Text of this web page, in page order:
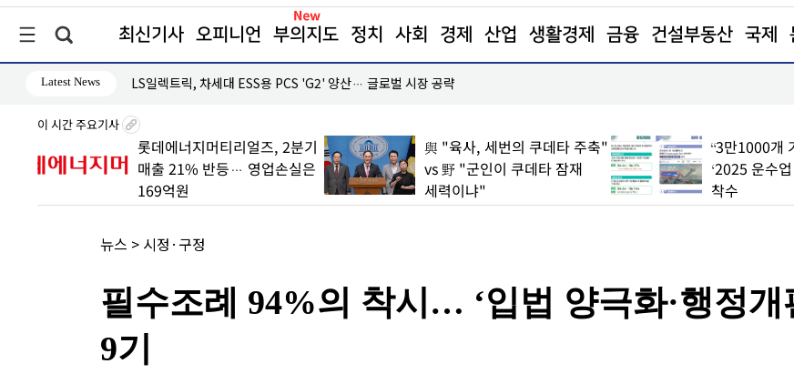
최신기사 오피니언 부의지도 정치 사회 경제 산업 생활경제 금융 건설부동산 국제
Latest News
자 지속 LS일렉트릭, 차세대 ESS용 PCS 'G2' 양산… 글로벌 시장 공략
이 시간 주요기사
롯데에너지머티리얼즈, 2분기
매출 21% 반등… 영업손실은
169억원
與 "육사, 세번의 쿠데타 주축"
vs 野 "군인이 쿠데타 잠재
세력이냐"
“3만1000개
‘2025 운수
착수
뉴스 > 시정·구정
필수조례 94%의 착시… ‘입법 양극화·행정개
9기